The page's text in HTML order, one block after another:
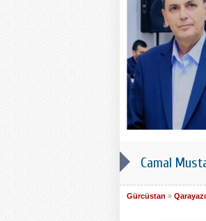
Camal
Gürcüstan » Qarayazı